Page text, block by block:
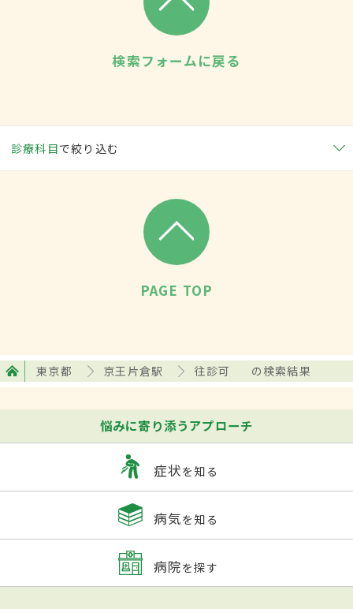
検索フォームに戻る
診療科目で絞り込む
PAGE TOP
東京都 京王片倉駅 往診可 の検索結果
悩みに寄り添うアプローチ
症状を知る
病気を知る
病院を探す